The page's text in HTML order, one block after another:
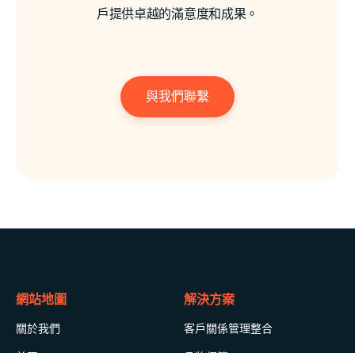
戶提供卓越的滿意度和成果。
與我們聯繫
網站地圖
關於我們
解決方案
客戶關係管理整合